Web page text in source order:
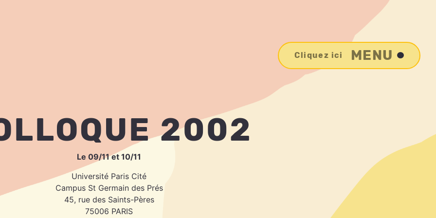
Cliquez ici MENU
2002
Le 09/11 et 10/11
Université Paris Cité
Campus St Germain des Prés
45, rue des Saints-Pères
75006 PARIS